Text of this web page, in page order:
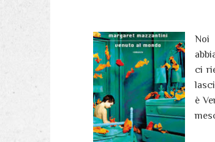
Noi
ci
è